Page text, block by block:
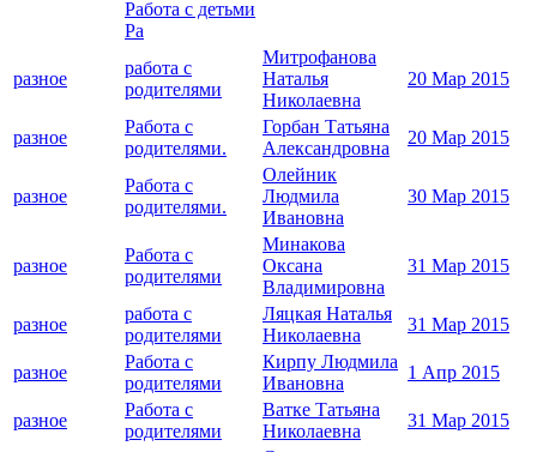
Работа с детьми
Ра
разное
работа с
родителями
Митрофанова
Наталья
Николаевна
20 Мар 2015
разное
Работа с
родителями.
Горбан Татьяна
Александровна
20 Мар 2015
разное
Работа с
родителями.
Олейник
Людмила
Ивановна
30 Мар 2015
разное
Работа с
родителями
Минакова
Оксана
Владимировна
31 Мар 2015
разное
работа с
родителями
Ляцкая Наталья
Николаевна
31 Мар 2015
разное
Работа с
родителями
Кирпу Людмила
Ивановна
1 Апр 2015
разное
Работа с
родителями
Ватке Татьяна
Николаевна
31 Мар 2015